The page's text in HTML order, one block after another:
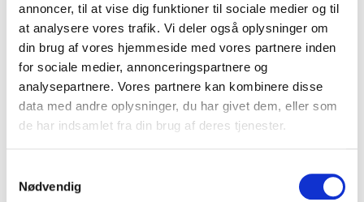
annoncer, til at vise dig funktioner til sociale medier og til
at analysere vores trafik. Vi deler også oplysninger om
din brug af vores hjemmeside med vores partnere inden
for sociale medier, annonceringspartnere og
analysepartnere. Vores partnere kan kombinere disse
data med andre oplysninger, du har givet dem, eller som
de har indsamlet fra din brug af deres tjenester.
Nødvendig
fugtstyring, timer, sensor og lydniveau, er nemlig
afgørende for hvilken af vores ventilatorer der
passer til netop dit specifikke behov.
Hvad er vigtigt at vide når
man skal vælge
Hul størrelse er måske den vigtigste faktor, når